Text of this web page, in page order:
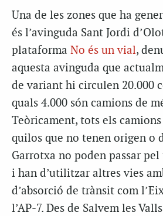
Una de les zones que ha
és l’avinguda Sant Jordi
plataforma No és un vial,
aquesta avinguda que
de variant hi circulen 20.000
quals 4.000 són camions de
Teòricament, tots els camions
quilos que no tenen origen o
Garrotxa no poden passar
i han d’utilitzar altres vies
d’absorció de trànsit com
l’AP-7. Des de Salvem les